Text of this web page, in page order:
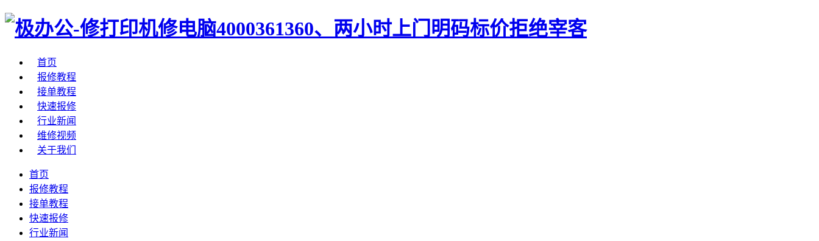
首页
报修教程
接单教程
快速报修
行业新闻
维修视频
关于我们
首页
报修教程
接单教程
快速报修
行业新闻